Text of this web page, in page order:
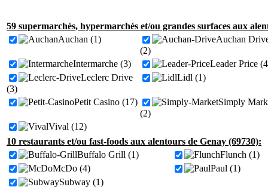
59 supermarchés, hypermarchés et/ou grandes surfaces aux
Auchan (1)
Auchan
(2)
Intermarche (3)
Leader Price
Leclerc Drive
(3)
Lidl (1)
Petit Casino (17)
Simply
(2)
Vival (12)
10 restaurants et/ou fast-foods aux alentours de Genay (69730):
Buffalo Grill (1)
Flunch (1)
McDo (4)
Paul (1)
Subway (1)